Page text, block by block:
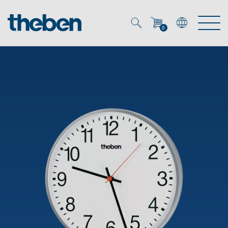
0
Energy Manager
Smart Home
DALI
Präsenzmelder & Bewegungsmelder
OEM-Lösungen
Ansprechpartner OEM
OEM-Referenzen
Zeit- und Lichtsteuerung
DALI-2 Lichtsteuerung
Downloads
Unternehmen